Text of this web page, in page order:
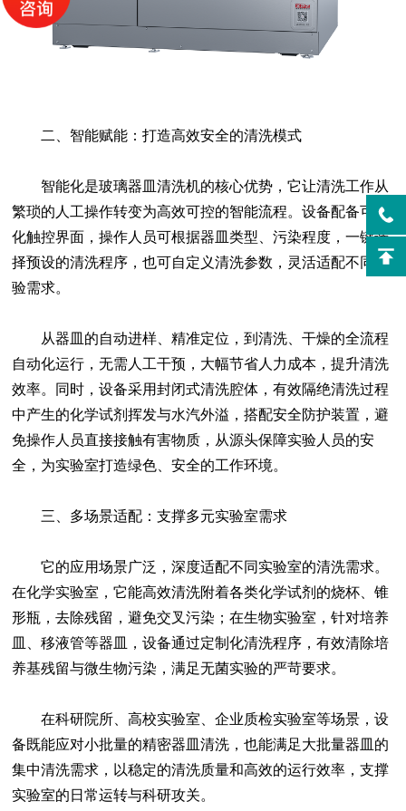
二、智能赋能：打造高效安全的清洗模式
智能化是玻璃器皿清洗机的核心优势，它让清洗工作从
繁琐的人工操作转变为高效可控的智能流程。设备配备可视
化触控界面，操作人员可根据器皿类型、污染程度，一键选
择预设的清洗程序，也可自定义清洗参数，灵活适配不同实
验需求。
从器皿的自动进样、精准定位，到清洗、干燥的全流程
自动化运行，无需人工干预，大幅节省人力成本，提升清洗
效率。同时，设备采用封闭式清洗腔体，有效隔绝清洗过程
中产生的化学试剂挥发与水汽外溢，搭配安全防护装置，避
免操作人员直接接触有害物质，从源头保障实验人员的安
全，为实验室打造绿色、安全的工作环境。
三、多场景适配：支撑多元实验室需求
它的应用场景广泛，深度适配不同实验室的清洗需求。
在化学实验室，它能高效清洗附着各类化学试剂的烧杯、锥
形瓶，去除残留，避免交叉污染；在生物实验室，针对培养
皿、移液管等器皿，设备通过定制化清洗程序，有效清除培
养基残留与微生物污染，满足无菌实验的严苛要求。
在科研院所、高校实验室、企业质检实验室等场景，设
备既能应对小批量的精密器皿清洗，也能满足大批量器皿的
集中清洗需求，以稳定的清洗质量和高效的运行效率，支撑
实验室的日常运转与科研攻关。